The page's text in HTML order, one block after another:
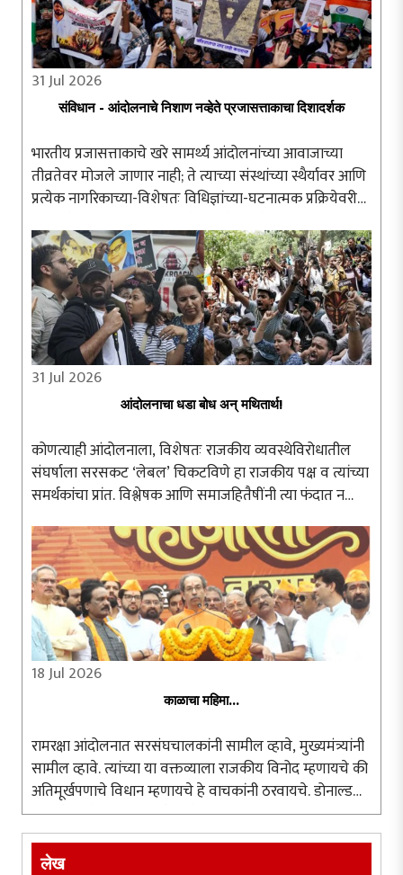
31 Jul 2026
संविधान - आंदोलनाचे निशाण नव्हेते प्रजासत्ताकाचा दिशादर्शक
भारतीय प्रजासत्ताकाचे खरे सामर्थ्य आंदोलनांच्या आवाजाच्या
तीव्रतेवर मोजले जाणार नाही; ते त्याच्या संस्थांच्या स्थैर्यावर आणि
प्रत्येक नागरिकाच्या-विशेषतः विधिज्ञांच्या-घटनात्मक प्रक्रियेवरील
31 Jul 2026
आंदोलनाचा धडा बोध अन् मथितार्थ!
कोणत्याही आंदोलनाला, विशेषतः राजकीय व्यवस्थेविरोधातील
संघर्षाला सरसकट ‘लेबल’ चिकटविणे हा राजकीय पक्ष व त्यांच्या
समर्थकांचा प्रांत. विश्लेषक आणि समाजहितैषींनी त्या फंदात न
दिल्लीतील जंतरमंतरवर ..
18 Jul 2026
काळाचा महिमा...
रामरक्षा आंदोलनात सरसंघचालकांनी सामील व्हावे, मुख्यमंत्र्यांनी
सामील व्हावे. त्यांच्या या वक्तव्याला राजकीय विनोद म्हणायचे की
अतिमूर्खपणाचे विधान म्हणायचे हे वाचकांनी ठरवायचे. डोनाल्ड
ट्रम्प, ब्रिटनचे पंतप्रधान, रशियाचे पुतीन यांना आंदोलनात सहभागी
..
लेख